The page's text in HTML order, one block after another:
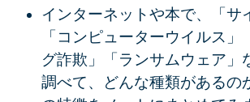
インターネットや本で、「サ
「コンピューターウイルス」
グ詐欺」「ランサムウェア」
調べて、どんな種類があるの